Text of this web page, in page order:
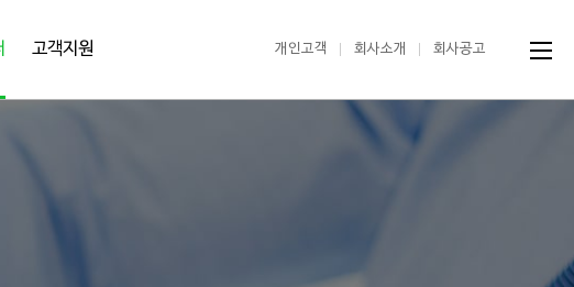
고객지원 개인고객 회사소개 회사공고